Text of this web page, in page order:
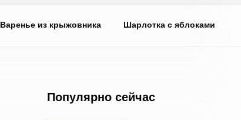
Варенье из крыжовника Шарлотка с яблоками
Популярно сейчас